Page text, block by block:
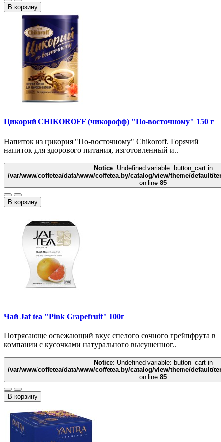
В корзину
Цикорий CHIKOROFF (чикорофф) "По-восточному" 150 г
Напиток из цикория "По-восточному" Chikoroff. Горячий
напиток для здорового питания, изготовленный и..
Notice: Undefined variable: button_cart in
/var/www/coffetea/data/www/coffetea.by/catalog/view/theme/default/
on line 85
В корзину
Чай Jaf tea "Pink Grapefruit" 100г
Потрясающе освежающий вкус спелого сочного грейпфрута в
компании с кусочками натурального высушенног..
Notice: Undefined variable: button_cart in
/var/www/coffetea/data/www/coffetea.by/catalog/view/theme/default/
on line 85
В корзину